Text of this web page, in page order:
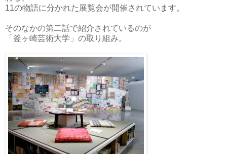
11の物語に分かれた展覧会が開催されています。
そのなかの第二話で紹介されているのが
「釜ヶ崎芸術大学」の取り組み。